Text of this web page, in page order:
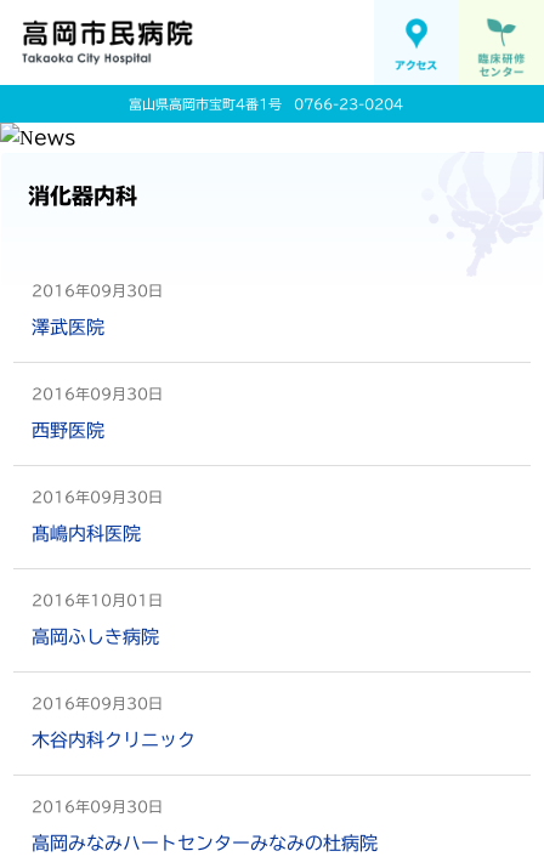
富山県高岡市宝町4番1号 0766-23-0204
消化器内科
2016年09月30日
澤武医院
2016年09月30日
西野医院
2016年09月30日
髙嶋内科医院
2016年10月01日
高岡ふしき病院
2016年09月30日
木谷内科クリニック
2016年09月30日
高岡みなみハートセンターみなみの杜病院